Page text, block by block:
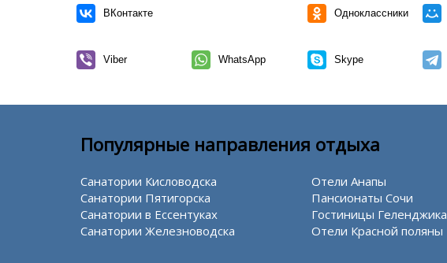
ВКонтакте Одноклассники
Viber WhatsApp Skype
Популярные направления отдыха
Санатории Кисловодска
Санатории Пятигорска
Санатории в Ессентуках
Санатории Железноводска
Отели Анапы
Пансионаты Сочи
Гостиницы Геленджика
Отели Красной поляны